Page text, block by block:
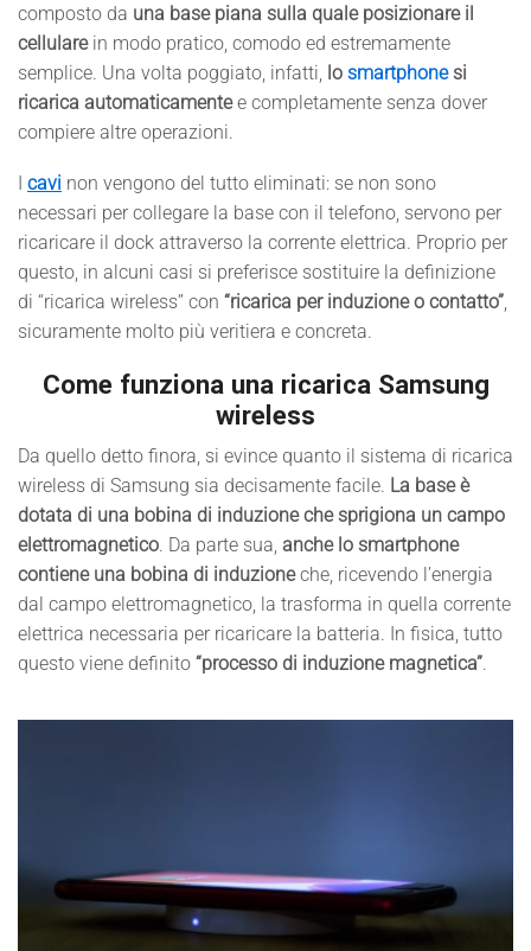
composto da una base piana sulla quale posizionare il
cellularein modo pratico, comodo ed estremamente
semplice. Una volta poggiato, infatti, lo smartphonesi
ricarica automaticamentee completamente senza dover
compiere altre operazioni.
cavi non vengono del tutto eliminati: se non sono
necessari per collegare la base con il telefono, servono per
ricaricare il dock attraverso la corrente elettrica. Proprio per
questo, in alcuni casi si preferisce sostituire la definizione
di “ricarica wireless” con “ricarica per induzione o contatto”,
sicuramente molto più veritiera e concreta.
Come funziona una ricarica Samsung
wireless
Da quello detto finora, si evince quanto il sistema di ricarica
wireless di Samsung sia decisamente facile. La base è
dotata di una bobina di induzione che sprigiona un campo
elettromagnetico. Da parte sua, anche lo smartphone
contiene una bobina di induzioneche, ricevendo l’energia
dal campo elettromagnetico, la trasforma in quella corrente
elettrica necessaria per ricaricare la batteria. In fisica, tutto
questo viene definito “processo di induzione magnetica”.